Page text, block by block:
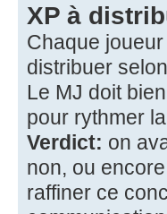
XP à
Chaque
distribuer
Le MJ doit
pour rythmer
Verdict: on
non, ou
raffiner ce